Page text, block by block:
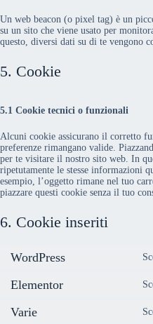
Un web beacon (o pixel tag) è un
su un sito che viene usato per
questo, diversi dati su di te vengono
5. Cookie
5.1 Cookie tecnici o funzionali
Alcuni cookie assicurano il corretto
preferenze rimangano valide.
per te visitare il nostro sito web. In
ripetutamente le stesse informazioni
esempio, l’oggetto rimane nel tuo
piazzare questi cookie senza il tuo
6. Cookie inseriti
WordPress
Elementor
Varie